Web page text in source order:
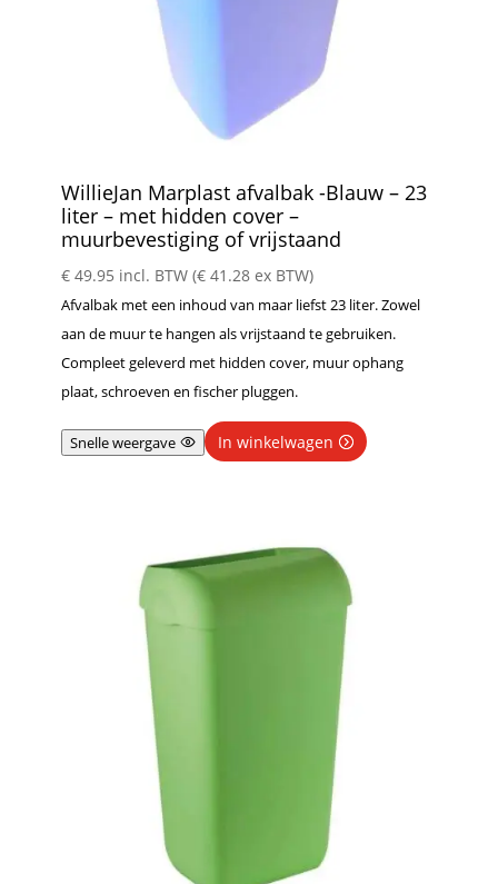
WillieJan Marplast afvalbak -Blauw – 23
liter – met hidden cover –
muurbevestiging of vrijstaand
€49.95 incl. BTW (€41.28ex BTW)
Afvalbak met een inhoud van maar liefst 23 liter. Zowel
aan de muur te hangen als vrijstaand te gebruiken.
Compleet geleverd met hidden cover, muur ophang
plaat, schroeven en fischer pluggen.
Snelle weergave In winkelwagen